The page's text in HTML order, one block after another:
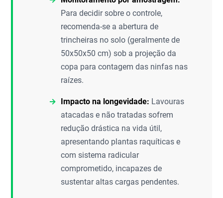
Para decidir sobre o controle,
recomenda-se a abertura de
trincheiras no solo (geralmente de
50x50x50 cm) sob a projeção da
copa para contagem das ninfas nas
raízes.
Impacto na longevidade: Lavouras
atacadas e não tratadas sofrem
redução drástica na vida útil,
apresentando plantas raquíticas e
com sistema radicular
comprometido, incapazes de
sustentar altas cargas pendentes.